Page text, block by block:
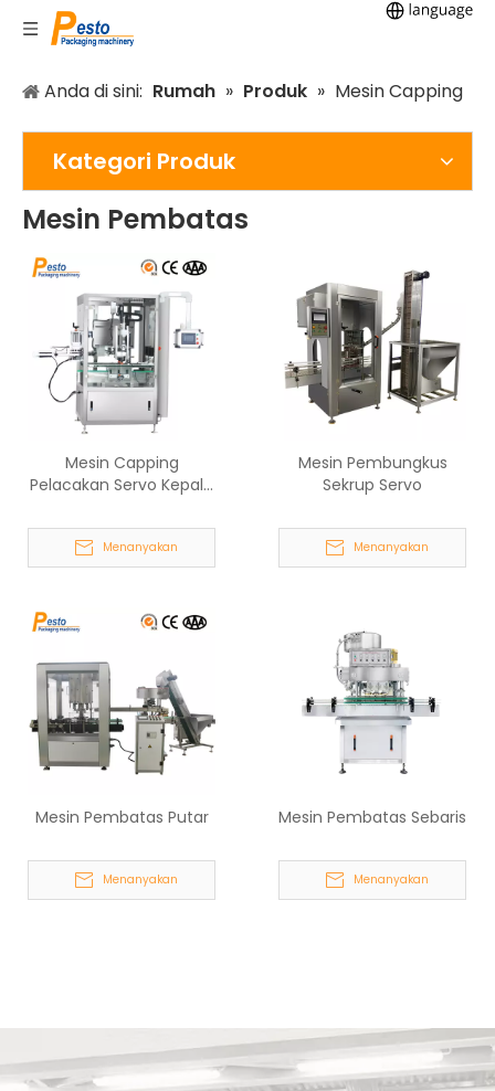
Anda di sini: Rumah » Produk » Mesin Capping
Kategori Produk
Mesin Pembatas
Mesin Capping
Pelacakan Servo Kepala
Menanyakan
Mesin Pembungkus
Sekrup Servo
Menanyakan
Mesin Pembatas Putar
Menanyakan
Mesin Pembatas Sebaris
Menanyakan